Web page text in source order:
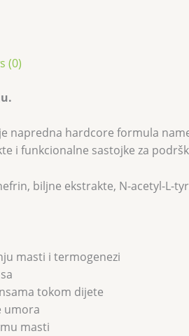
(0)
napredna hardcore formula
i funkcionalne sastojke za
biljne ekstrakte, N-acetyl-L-
masti i termogenezi
tokom dijete
umora
masti